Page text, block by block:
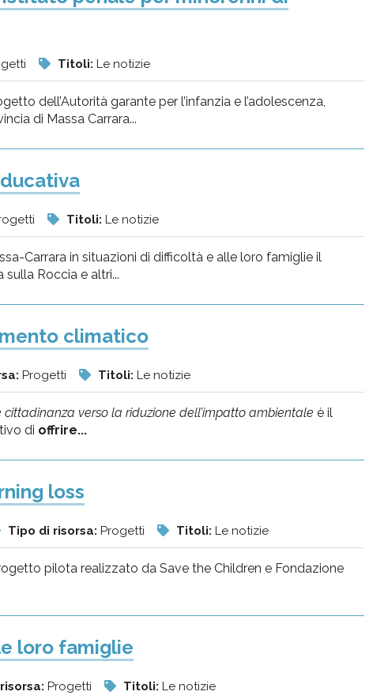
Titoli: Le notizie
dell’Autorità garante per l’infanzia e l’adolescenza,
di Massa Carrara...
Titoli: Le notizie
Carrara in situazioni di difficoltà e alle loro famiglie il
Roccia e altri...
climatico
Progetti Titoli: Le notizie
verso la riduzione dell’impatto ambientale è il
di offrire...
loss
Tipo di risorsa: Progetti Titoli: Le notizie
pilota realizzato da Save the Children e Fondazione
loro famiglie
Progetti Titoli: Le notizie